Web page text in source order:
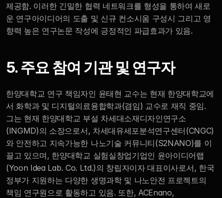
제공함. 이러한 긴밀한 협력 네트워크를 형성을 통하여 새로
운 연구아이디어의 도출 및 신규 컨소시움 구성시 그리고 영
향력 높은 연구논문 작성에 긍정적인 파급효과가 있음.
5. 주요 참여 기관 및 연구자
한양대학교 연구 책임자인 윤태현 교수는 현재 한양대학교에
서 화학과 및 디지털의료융합학과(겸임) 교수로 재직 중임.
그는 현재 한양대학교 부설 차세대소재디자인연구소
(INGMD)의 소장으로서, 차세대유세포분석연구센터(CNGC)
와 안전하고 지속가능한 나노기술 커뮤니티(S2NANO)를 이
끌고 있으며, 한양대학교 실험실창업기업인 윤아이디어랩
(Yoon Idea Lab. Co. Ltd.)의 창립자이자 대표이사로서, 한국
정부가 지원하는 다양한 생명과학 및 나노안전 프로젝트의
책임 연구원으로 활동하고 있음. 또한, ACEnano,